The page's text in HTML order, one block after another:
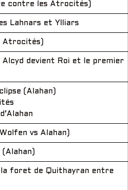
contre les Atrocités)
Lahnars et Ylliars
Atrocités)
devient Roi et le premier
(Alahan)
vs Alahan)
foret de Quithayran entre